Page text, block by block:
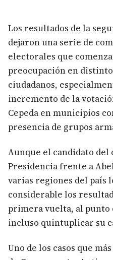
Los resultados de la
dejaron una serie de
electorales que
preocupación en
ciudadanos,
incremento de la
Cepeda en municipios
presencia de grupos
Aunque el candidato
Presidencia frente a
varias regiones del país
considerable los
primera vuelta, al
incluso quintuplicar su
Uno de los casos que